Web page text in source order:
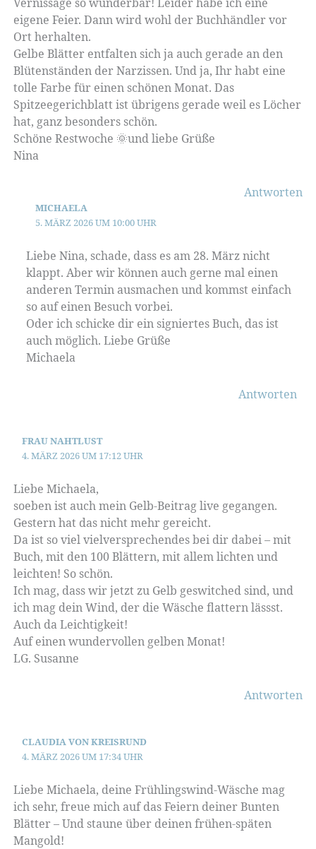
eigene Feier. Dann wird wohl der Buchhändler vor
Ort herhalten.
Gelbe Blätter entfalten sich ja auch gerade an den
Blütenständen der Narzissen. Und ja, Ihr habt eine
tolle Farbe für einen schönen Monat. Das
Spitzeegerichblatt ist übrigens gerade weil es Löcher
hat, ganz besonders schön.
Schöne Restwoche 🌞und liebe Grüße
Nina
Antworten
MICHAELA
5. MÄRZ 2026 UM 10:00 UHR
Liebe Nina, schade, dass es am 28. März nicht
klappt. Aber wir können auch gerne mal einen
anderen Termin ausmachen und kommst einfach
so auf einen Besuch vorbei.
Oder ich schicke dir ein signiertes Buch, das ist
auch möglich. Liebe Grüße
Michaela
Antworten
FRAU NAHTLUST
4. MÄRZ 2026 UM 17:12 UHR
Liebe Michaela,
soeben ist auch mein Gelb-Beitrag live gegangen.
Gestern hat das nicht mehr gereicht.
Da ist so viel vielversprechendes bei dir dabei – mit
Buch, mit den 100 Blättern, mit allem lichten und
leichten! So schön.
Ich mag, dass wir jetzt zu Gelb geswitched sind, und
ich mag dein Wind, der die Wäsche flattern lässst.
Auch da Leichtigkeit!
Auf einen wundervollen gelben Monat!
LG. Susanne
Antworten
CLAUDIA VON KREISRUND
4. MÄRZ 2026 UM 17:34 UHR
Liebe Michaela, deine Frühlingswind-Wäsche mag
ich sehr, freue mich auf das Feiern deiner Bunten
Blätter – Und staune über deinen frühen-späten
Mangold!